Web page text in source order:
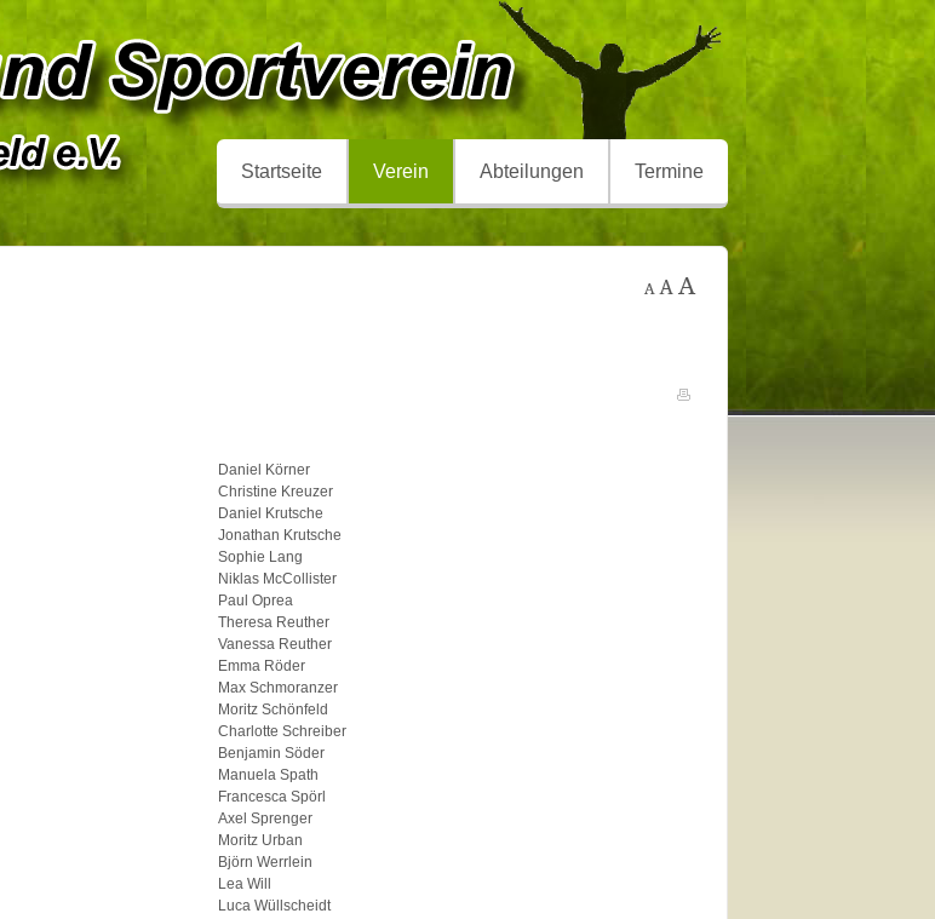
Startseite Verein Abteilungen Termine
Daniel Körner
Christine Kreuzer
Daniel Krutsche
Jonathan Krutsche
Sophie Lang
Niklas McCollister
Paul Oprea
Theresa Reuther
Vanessa Reuther
Emma Röder
Max Schmoranzer
Moritz Schönfeld
Charlotte Schreiber
Benjamin Söder
Manuela Spath
Francesca Spörl
Axel Sprenger
Moritz Urban
Björn Werrlein
Lea Will
Luca Wüllscheidt